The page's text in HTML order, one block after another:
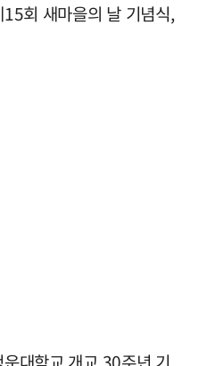
회 새마을의 날 기념식,